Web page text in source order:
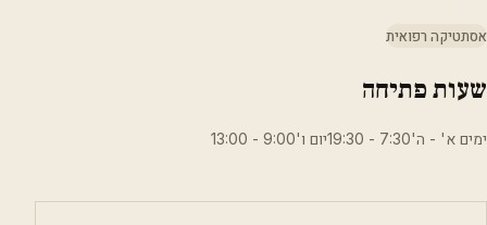
אסתטיקה רפואית
שעות פתיחה
ימים א' - ה'7:30 - 19:30יום ו'9:00 - 13:00